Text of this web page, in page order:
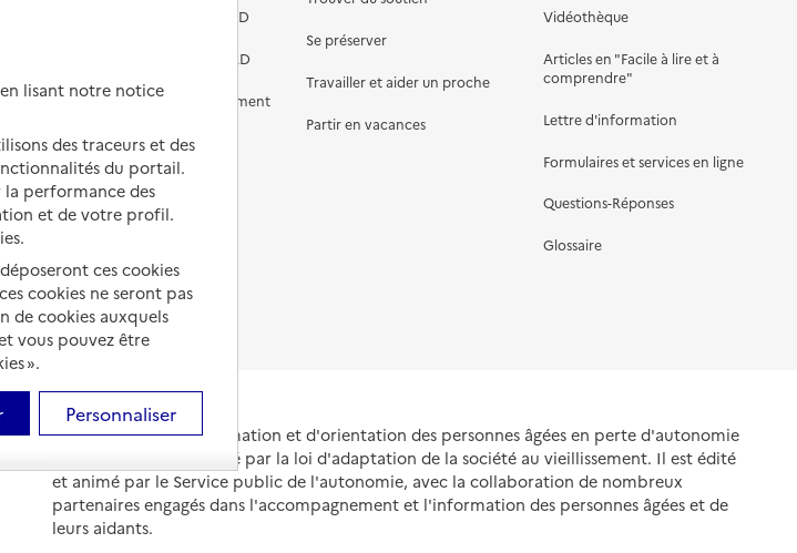
Préparer l'entrée en EHPAD
Aides financières en EHPAD
Prévention, accompagnement
Comprendre les prix en
EHPAD
Droits en EHPAD
Fin de vie en EHPAD
Se préserver
Travailler et aider un proche
Partir en vacances
Vidéothèque
Articles en "Facile à lire et à
comprendre"
Lettre d'information
Formulaires et services en ligne
Questions-Réponses
Glossaire
Portail national d'information et d'orientation des personnes âgées en perte d'autonomie
et de leurs proches, créé par la loi d'adaptation de la société au vieillissement. Il est édité
et animé par le Service public de l'autonomie, avec la collaboration de nombreux
partenaires engagés dans l'accompagnement et l'information des personnes âgées et de
leurs aidants.
lisant notre notice
des traceurs et des
du portail.
la performance des
et de votre profil.
ces cookies
cookies ne seront pas
de cookies auxquels
vous pouvez être
».
Personnaliser